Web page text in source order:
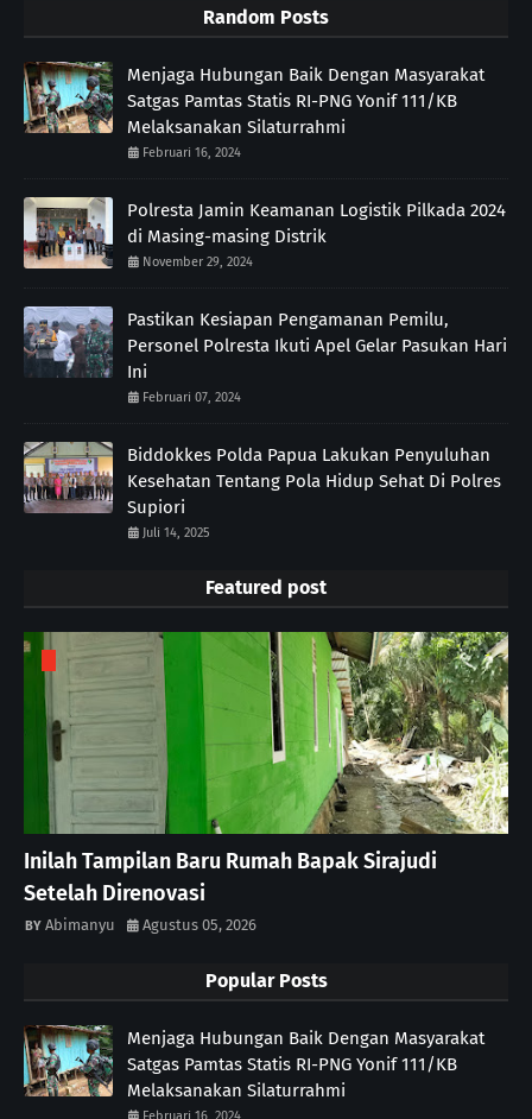
Random Posts
Menjaga Hubungan Baik Dengan Masyarakat
Satgas Pamtas Statis RI-PNG Yonif 111/KB
Melaksanakan Silaturrahmi
Februari 16, 2024
Polresta Jamin Keamanan Logistik Pilkada 2024
di Masing-masing Distrik
November 29, 2024
Pastikan Kesiapan Pengamanan Pemilu,
Personel Polresta Ikuti Apel Gelar Pasukan Hari
Ini
Februari 07, 2024
Biddokkes Polda Papua Lakukan Penyuluhan
Kesehatan Tentang Pola Hidup Sehat Di Polres
Supiori
Juli 14, 2025
Featured post
Inilah Tampilan Baru Rumah Bapak Sirajudi
Setelah Direnovasi
Abimanyu Agustus 05, 2026
Popular Posts
Menjaga Hubungan Baik Dengan Masyarakat
Satgas Pamtas Statis RI-PNG Yonif 111/KB
Melaksanakan Silaturrahmi
Februari 16, 2024